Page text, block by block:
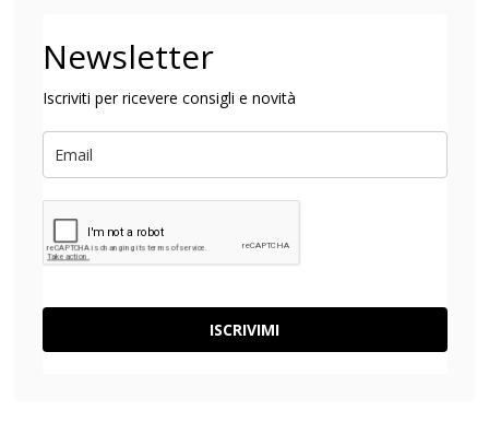
Newsletter
Iscriviti per ricevere consigli e novità
ISCRIVIMI